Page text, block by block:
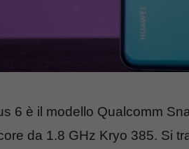
6 è il modello Qualcomm
da 1.8 GHz Kryo 385. Si